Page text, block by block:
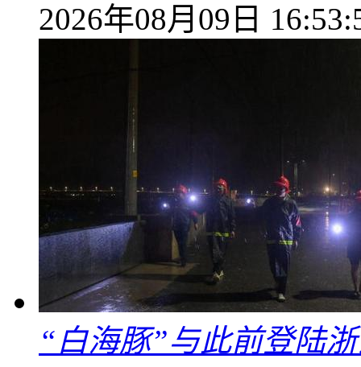
2026年08月09日
“白海豚”与此前登陆